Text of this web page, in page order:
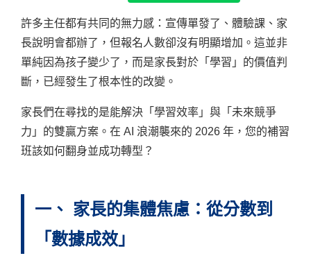
許多主任都有共同的無力感：宣傳單發了、體驗課、家
長說明會都辦了，但報名人數卻沒有明顯增加。這並非
單純因為孩子變少了，而是家長對於「學習」的價值判
斷，已經發生了根本性的改變。
家長們在尋找的是能解決「學習效率」與「未來競爭
力」的雙贏方案。在 AI 浪潮襲來的 2026 年，您的補習
班該如何翻身並成功轉型？
一、 家長的集體焦慮：從分數到
「數據成效」